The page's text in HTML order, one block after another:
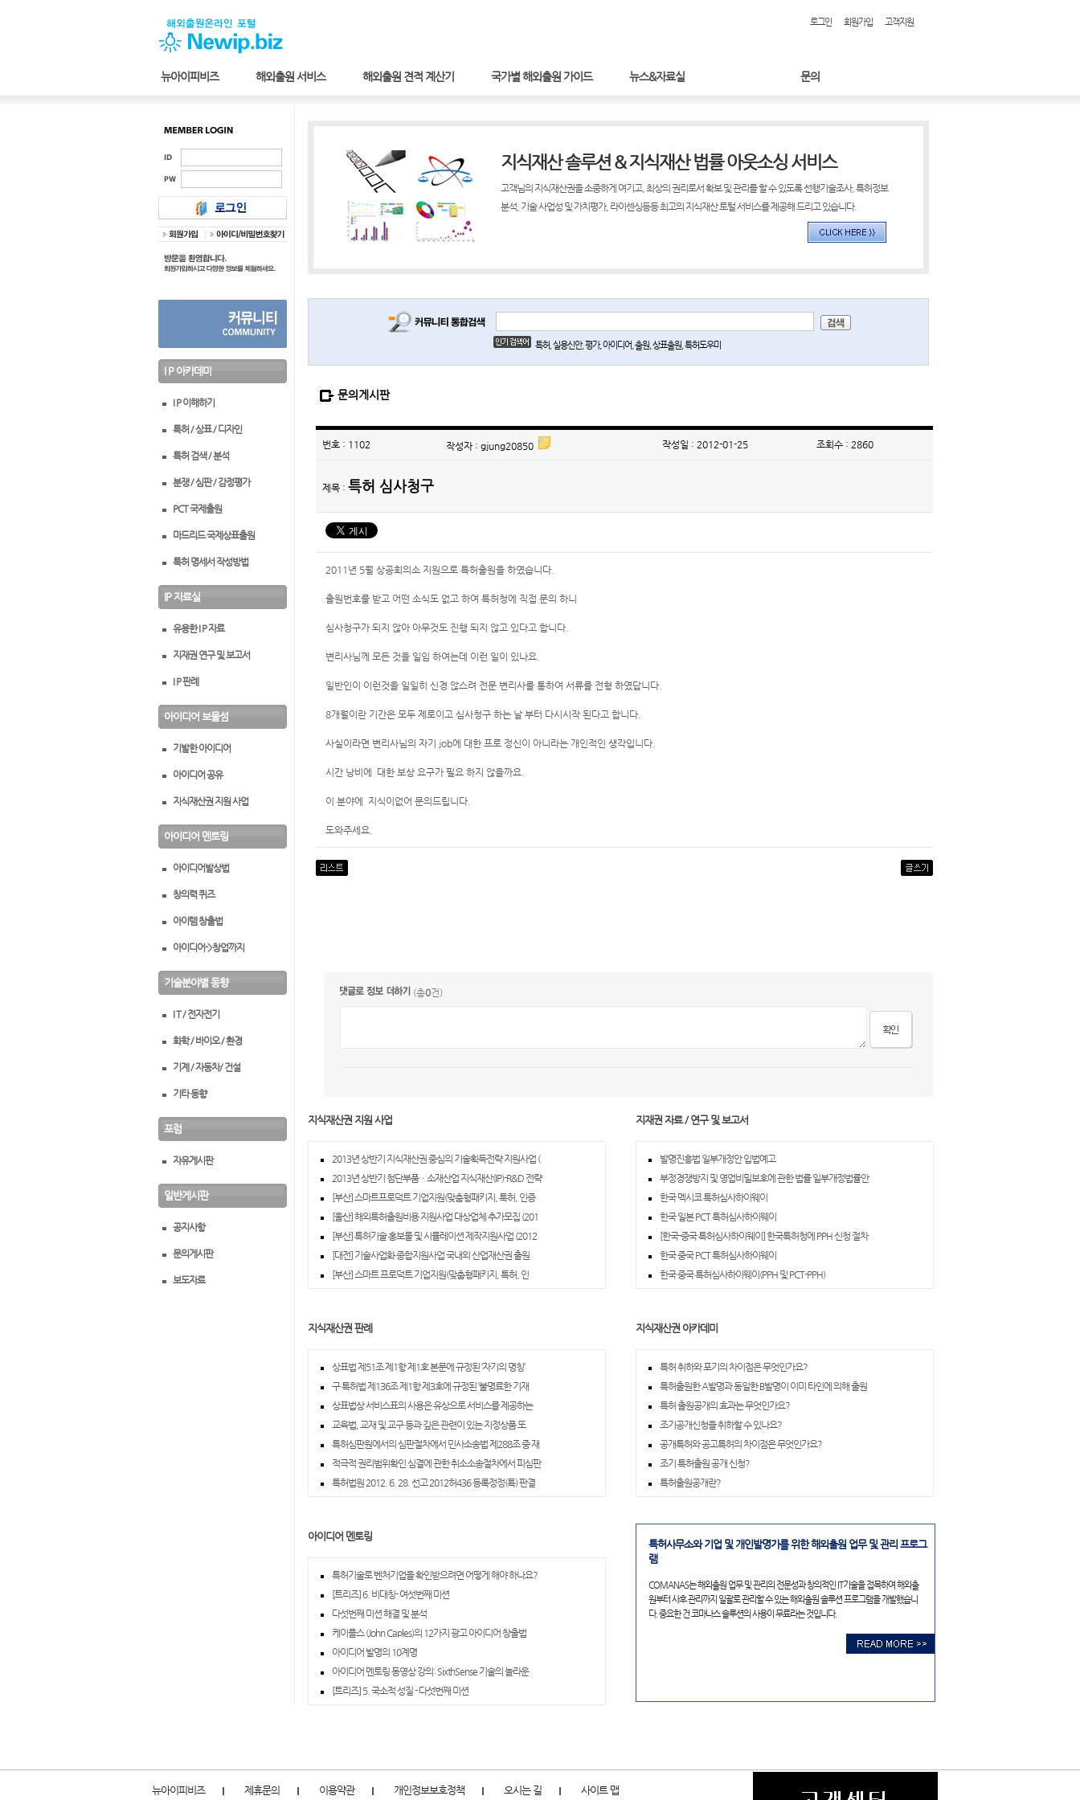
로그인 회원가입 고객지원
뉴아이피비즈 해외출원 서비스 해외출원 견적 계산기 국가별 해외출원 가이드 뉴스&자료실 문의
I P 아카데미
I P 이해하기
특허 / 상표 / 디자인
특허 검색 / 분석
분쟁 / 심판 / 감정평가
PCT 국제출원
마드리드 국제상표출원
특허 명세서 작성방법
IP 자료실
유용한 I P 자료
지재권 연구 및 보고서
I P 판례
아이디어 보물섬
기발한 아이디어
아이디어 공유
지식재산권 지원 사업
아이디어 멘토링
아이디어발상법
창의력 퀴즈
아이템 창출법
아이디어->창업까지
기술분야별 동향
I T / 전자전기
화학 / 바이오 / 환경
기계 / 자동차/ 건설
기타 동향
포럼
자유게시판
일반게시판
공지사항
문의게시판
보도자료
지식재산 솔루션 & 지식재산 법률 아웃소싱 서비스
고객님의 지식재산권을 소중하게 여기고, 최상의 권리로서 확보 및 관리를 할 수 있도록 선행기술조사, 특허정보
분석, 기술 사업성 및 가치평가, 라이센싱등등 최고의 지식재산 토털 서비스를 제공해 드리고 있습니다.
특허, 실용신안, 평가, 아이디어, 출원, 상표출원, 특허도우미
문의게시판
번호 : 1102 작성자 : gjung20850 작성일 : 2012-01-25 조회수 : 2860
제목 : 특허 심사청구
2011년 5월 상공회의소 지원으로 특허출원을 하였습니다.
출원번호를 받고 어떤 소식도 없고 하여 특허청에 직접 문의 하니
심사청구가 되지 않아 아무것도 진행 되지 않고 있다고 합니다.
변리사님께 모든 것을 일임 하여는데 이런 일이 있나요.
일반인이 이런것을 일일히 신경 않스려 전문 변리사를 통하여 서류를 전형 하였답니다.
8개월이란 기간은 모두 제로이고 심사청구 하는 날 부터 다시시작 된다고 합니다.
사실이라면 변리사님의 자기 job에 대한 프로 정신이 아니라는 개인적인 생각입니다.
시간 낭비에 대한 보상 요구가 필요 하지 않을까요.
이 분야에 지식이없어 문의드립니다.
도와주세요.
(총0건)
지식재산권 지원 사업
2013년 상반기 지식재산권 중심의 기술획득전략 지원사업 (
2013년 상반기 첨단부품ㆍ소재산업 지식재산(IP)-R&D 전략
[부산] 스마트프로덕트 기업지원(맞춤형패키지, 특허, 인증
[울산] 해외특허출원비용 지원사업 대상업체 추가모집 (201
[부산] 특허기술 홍보물 및 시뮬레이션 제작지원사업 (2012
[대전] 기술사업화 종합지원사업 국내외 산업재산권 출원
[부산] 스마트 프로덕트 기업지원(맞춤형패키지, 특허, 인
지식재산권 판례
상표법 제51조 제1항 제1호 본문에 규정된 ‘자기의 명칭’
구 특허법 제136조 제1항 제3호에 규정된 ‘불명료한 기재
상표법상 서비스표의 사용은 유상으로 서비스를 제공하는
교육법, 교재 및 교구 등과 깊은 관련이 있는 지정상품 또
특허심판원에서의 심판절차에서 민사소송법 제288조 중 재
적극적 권리범위확인 심결에 관한 취소소송절차에서 피심판
특허법원 2012. 6. 28. 선고 2012허436 등록정정(특) 판결
아이디어 멘토링
특허기술로 벤처기업을 확인받으려면 어떻게 해야 하나요?
[트리즈] 6. 비대칭- 여섯번째 미션
다섯번째 미션 해결 및 분석
케이플스 (John Caples)의 12가지 광고 아이디어 창출법
아이디어 발명의 10계명
아이디어 멘토링 동영상 강의: SixthSense 기술의 놀라운
[트리즈] 5. 국소적 성질 - 다섯번째 미션
지재권 자료 / 연구 및 보고서
발명진흥법 일부개정안 입법예고
부정경쟁방지 및 영업비밀보호에 관한 법률 일부개정법률안
한국 멕시코 특허심사하이웨이
한국 일본 PCT 특허심사하이웨이
[한국-중국 특허심사하이웨이] 한국특허청에 PPH 신청 절차
한국 중국 PCT 특허심사하이웨이
한국 중국 특허심사하이웨이(PPH 및 PCT-PPH)
지식재산권 아카데미
특허 취하와 포기의 차이점은 무엇인가요?
특허출원한 A발명과 동일한 B발명이 이미 타인에 의해 출원
특허 출원공개의 효과는 무엇인가요?
조기공개신청을 취하할 수 있나요?
공개특허와 공고특허의 차이점은 무엇인가요?
조기 특허출원 공개 신청?
특허출원공개란?
특허사무소와 기업 및 개인발명가를 위한 해외출원 업무 및 관리 프로그
램
COMANAS는 해외출원 업무 및 관리의 전문성과 창의적인 IT기술을 접목하여 해외출
원부터 사후 관리까지 일괄로 관리할 수 있는 해외출원 솔루션 프로그램을 개발했습니
다. 중요한 건 코마나스 솔루션의 사용이 무료라는 것입니다.
뉴아이피비즈 제휴문의 이용약관 개인정보보호정책 오시는 길 사이트 맵